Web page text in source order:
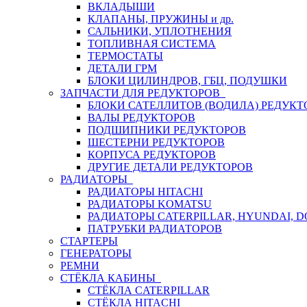
ВКЛАДЫШИ
КЛАПАНЫ, ПРУЖИНЫ и др.
САЛЬНИКИ, УПЛОТНЕНИЯ
ТОПЛИВНАЯ СИСТЕМА
ТЕРМОСТАТЫ
ДЕТАЛИ ГРМ
БЛОКИ ЦИЛИНДРОВ, ГБЦ, ПОДУШКИ
ЗАПЧАСТИ ДЛЯ РЕДУКТОРОВ
БЛОКИ САТЕЛЛИТОВ (ВОДИЛА)
ВАЛЫ РЕДУКТОРОВ
ПОДШИПНИКИ РЕДУКТОРОВ
ШЕСТЕРНИ РЕДУКТОРОВ
КОРПУСА РЕДУКТОРОВ
ДРУГИЕ ДЕТАЛИ РЕДУКТОРОВ
РАДИАТОРЫ
РАДИАТОРЫ HITACHI
РАДИАТОРЫ KOMATSU
РАДИАТОРЫ CATERPILLAR, HYUNDAI,
ПАТРУБКИ РАДИАТОРОВ
СТАРТЕРЫ
ГЕНЕРАТОРЫ
РЕМНИ
СТЁКЛА КАБИНЫ
СТЁКЛА CATERPILLAR
СТЁКЛА HITACHI